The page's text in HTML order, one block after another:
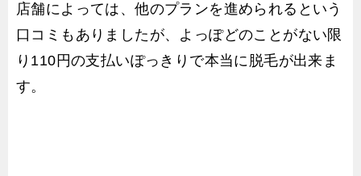
店舗によっては、他のプランを進められるという
口コミもありましたが、よっぽどのことがない限
り110円の支払いぽっきりで本当に脱毛が出来ま
す。